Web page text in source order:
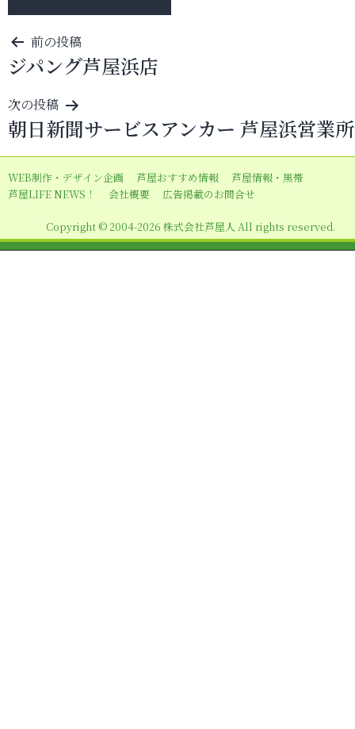
投
稿
ナ
ビ
ゲ
ー
シ
ン
前の投稿
ジパング芦屋浜店
次の投稿
朝日新聞サービスアンカー 芦屋浜営業所
WEB制作・デザイン企画 芦屋おすすめ情報
芦屋情報・黒帯
芦屋LIFE NEWS！
会社概要 広告掲載のお問合せ
Copyright © 2004-2026 株式会社芦屋人 All rights reserved.